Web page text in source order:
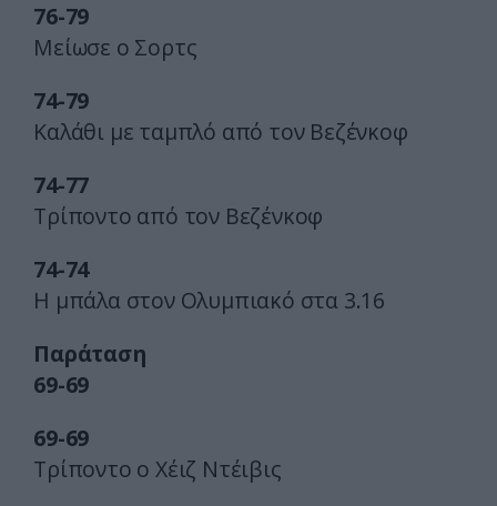
76-79
Μείωσε ο Σορτς
74-79
Καλάθι με ταμπλό από τον Βεζένκοφ
74-77
Τρίποντο από τον Βεζένκοφ
74-74
Η μπάλα στον Ολυμπιακό στα 3.16
Παράταση
69-69
69-69
Τρίποντο ο Χέιζ Ντέιβις